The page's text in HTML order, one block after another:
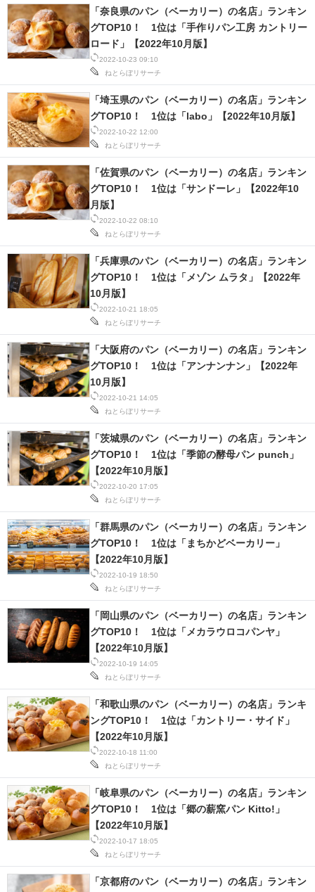
電子設計の基本と応用
エネルギーの専門メディア
建設×テクノロジーの最前線
ちょっと気になるネットの話題
2022-10-23 09:10
ねとらぼリサーチ
「奈良県のパン（ベーカリー）の名店」ランキン
グTOP10！ 1位は「手作りパン工房 カントリー
ロード」【2022年10月版】
2022-10-22 12:00
ねとらぼリサーチ
「埼玉県のパン（ベーカリー）の名店」ランキン
グTOP10！ 1位は「labo」【2022年10月版】
2022-10-22 08:10
ねとらぼリサーチ
「佐賀県のパン（ベーカリー）の名店」ランキン
グTOP10！ 1位は「サンドーレ」【2022年10
月版】
2022-10-21 18:05
ねとらぼリサーチ
「兵庫県のパン（ベーカリー）の名店」ランキン
グTOP10！ 1位は「メゾン ムラタ」【2022年
10月版】
2022-10-21 14:05
ねとらぼリサーチ
「大阪府のパン（ベーカリー）の名店」ランキン
グTOP10！ 1位は「アンナンナン」【2022年
10月版】
2022-10-20 17:05
ねとらぼリサーチ
「茨城県のパン（ベーカリー）の名店」ランキン
グTOP10！ 1位は「季節の酵母パン punch」
【2022年10月版】
2022-10-19 18:50
ねとらぼリサーチ
「群馬県のパン（ベーカリー）の名店」ランキン
グTOP10！ 1位は「まちかどベーカリー」
【2022年10月版】
2022-10-19 14:05
ねとらぼリサーチ
「岡山県のパン（ベーカリー）の名店」ランキン
グTOP10！ 1位は「メカラウロコパンヤ」
【2022年10月版】
2022-10-18 11:00
ねとらぼリサーチ
「和歌山県のパン（ベーカリー）の名店」ランキ
ングTOP10！ 1位は「カントリー・サイド」
【2022年10月版】
2022-10-17 18:05
ねとらぼリサーチ
「岐阜県のパン（ベーカリー）の名店」ランキン
グTOP10！ 1位は「郷の薪窯パン Kitto!」
【2022年10月版】
「京都府のパン（ベーカリー）の名店」ランキン